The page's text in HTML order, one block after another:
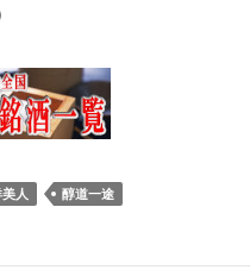
人 醇道一途